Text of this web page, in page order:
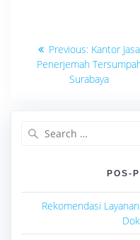
Navigasi
pos
Previous: Previous
post:
Kantor Jasa
Penerjemah
Surabaya
POS-
Rekomendasi